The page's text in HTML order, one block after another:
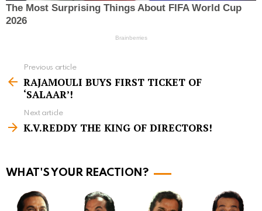
e
m
e
Previous article
RAJAMOULI BUYS FIRST TICKET OF
‘SALAAR’!
Next article
K.V.REDDY THE KING OF DIRECTORS!
WHAT'S YOUR REACTION?